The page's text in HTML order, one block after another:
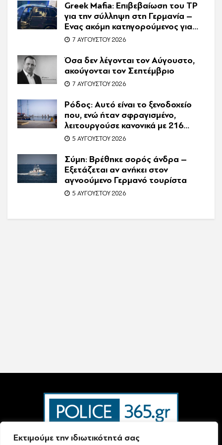
Εκτιμούμε την ιδιωτικότητά σας
Greek Mafia: Επιβεβαίωση τoυ ΤP
για την σύλληψη στη Γερμανία –
Ένας ακόμη κατηγορούμενος για
τον θάνατο του Ζαμπούνη
7 ΑΥΓΟΎΣΤΟΥ 2026
Όσα δεν λέγονται τον Αύγουστο,
ακούγονται τον Σεπτέμβριο
7 ΑΥΓΟΎΣΤΟΥ 2026
Ρόδος: Αυτό είναι το ξενοδοχείο
που, ενώ ήταν σφραγισμένο,
λειτουργούσε κανονικά με 216
πελάτες – Συνελήφθη η
5 ΑΥΓΟΎΣΤΟΥ 2026
Σύμη: Βρέθηκε σορός άνδρα –
Εξετάζεται αν ανήκει στον
αγνοούμενο Γερμανό τουρίστα
5 ΑΥΓΟΎΣΤΟΥ 2026